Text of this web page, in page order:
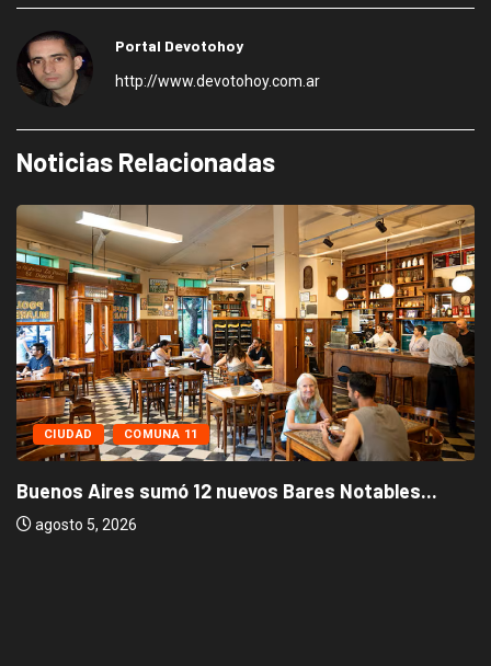
Portal Devotohoy
http://www.devotohoy.com.ar
Noticias Relacionadas
CIUDAD COMUNA 11
Buenos Aires sumó 12 nuevos Bares Notables...
agosto 5, 2026